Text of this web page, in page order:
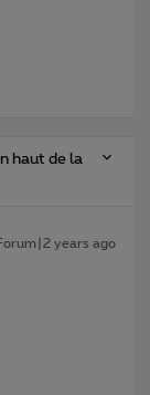
haut de la
years ago